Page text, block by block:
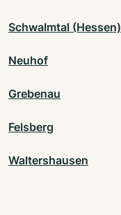
Schwalmtal (Hessen)
Neuhof
Grebenau
Felsberg
Waltershausen